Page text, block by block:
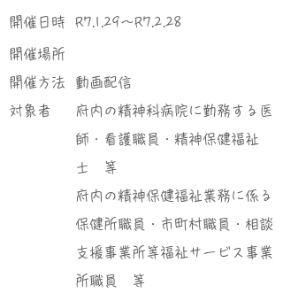
​開催日時
​開催場所
​開催方法
対象者
R7.1.29～R7.2.28
動画配信
府内の精神科病院に勤務する医
師・看護職員・精神保健福祉
士 等
府内の精神保健福祉業務に係る
保健所職員・市町村職員・相談
支援事業所等福祉サービス事業
所職員 等